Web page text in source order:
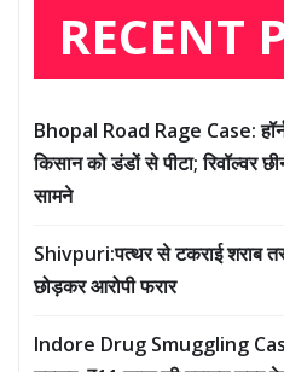
RECENT
Bhopal Road Rage Case:
किसान को डंडों से पीटा; रिवॉल्वर
सामने
Shivpuri:पत्थर से टकराई शराब
छोड़कर आरोपी फरार
Indore Drug Smuggling